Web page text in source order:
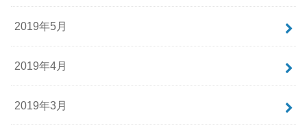
2019年5月
2019年4月
2019年3月